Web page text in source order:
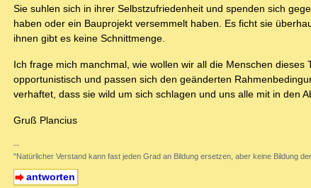
Sie suhlen sich in ihrer Selbstzufriedenheit und spenden sich
haben oder ein Bauprojekt versemmelt haben. Es ficht sie
ihnen gibt es keine Schnittmenge.
Ich frage mich manchmal, wie wollen wir all die Menschen
opportunistisch und passen sich den geänderten
verhaftet, dass sie wild um sich schlagen und uns alle mit in den
Gruß Plancius
--
"Natürlicher Verstand kann fast jeden Grad an Bildung ersetzen, aber keine Bildung
antworten